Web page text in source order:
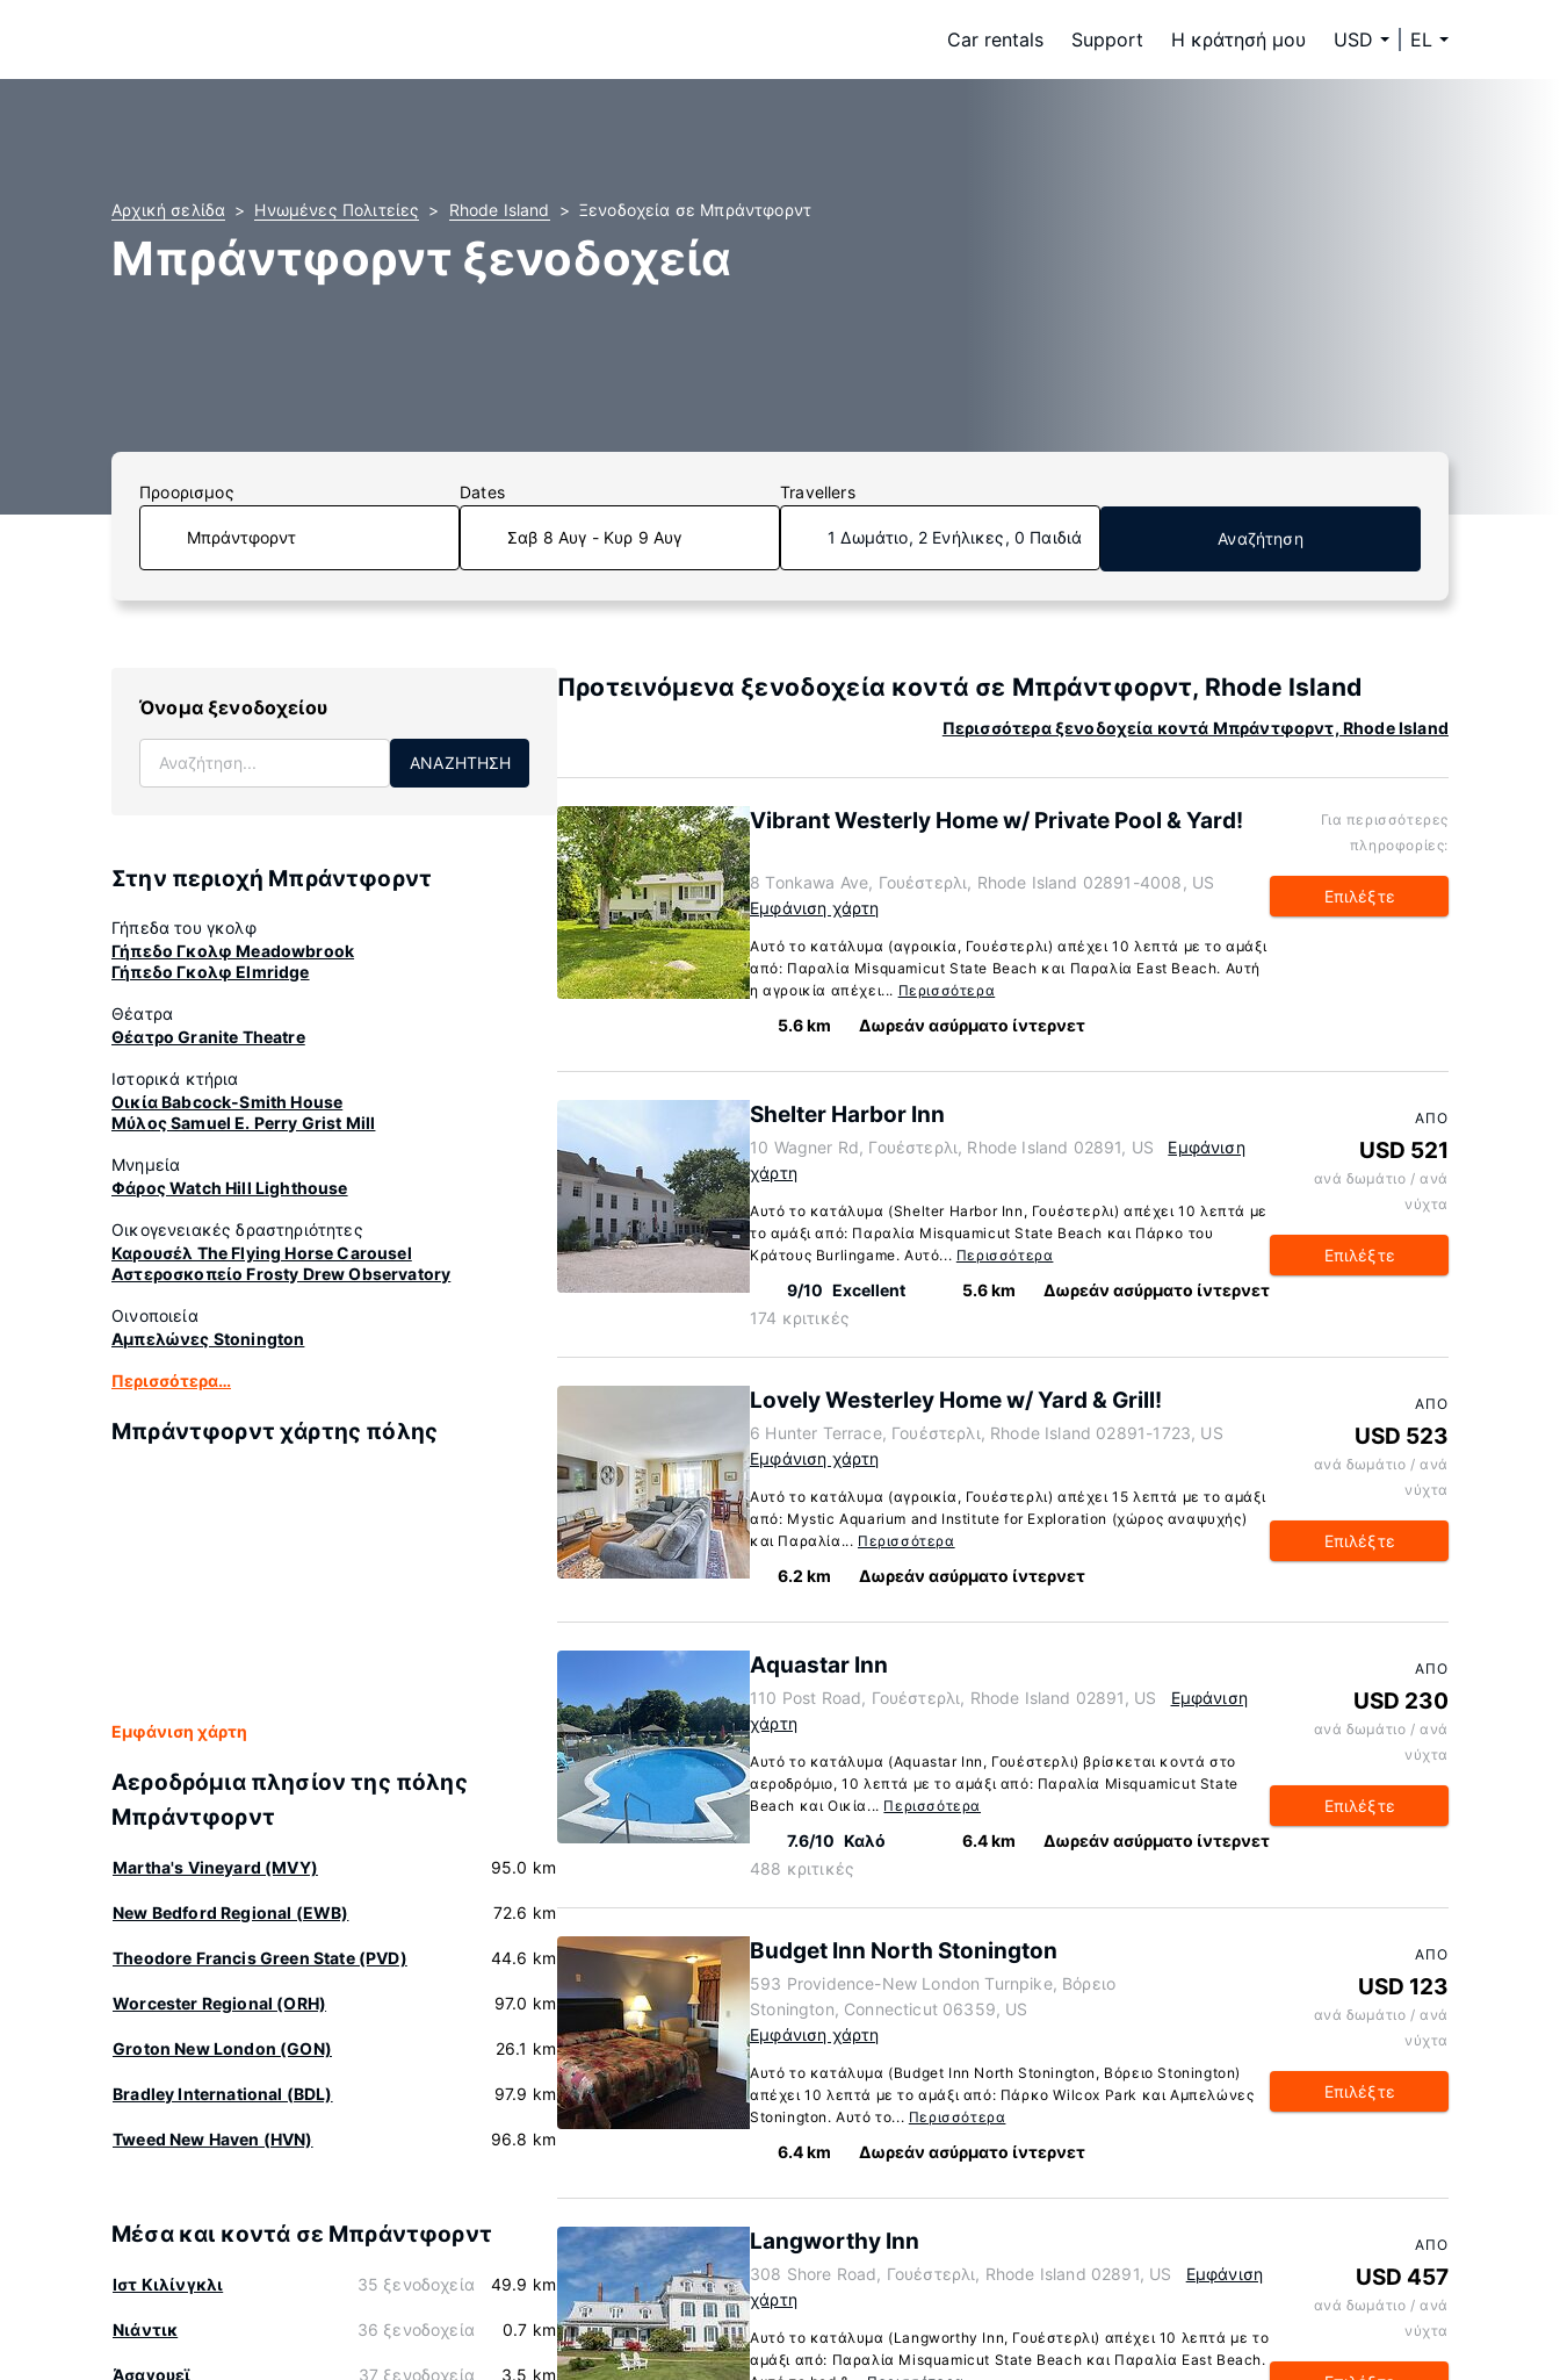
Car rentals Support Η κράτησή μου USD EL
Αρχική σελίδα Ηνωμένες Πολιτείες Rhode Island Ξενοδοχεία σε Μπράντφορντ
Μπράντφορντ ξενοδοχεία
Προορισμος Dates
Σαβ 8 Αυγ - Κυρ 9 Αυγ
Travellers
1 Δωμάτιο, 2 Ενήλικες, 0 Παιδιά Αναζήτηση
Όνομα ξενοδοχείου
ΑΝΑΖΉΤΗΣΗ
Στην περιοχή Μπράντφορντ
Γήπεδα του γκολφ
Γήπεδο Γκολφ Meadowbrook
Γήπεδο Γκολφ Elmridge
Θέατρα
Θέατρο Granite Theatre
Ιστορικά κτήρια
Οικία Babcock-Smith House
Μύλος Samuel E. Perry Grist Mill
Μνημεία
Φάρος Watch Hill Lighthouse
Οικογενειακές δραστηριότητες
Καρουσέλ The Flying Horse Carousel
Αστεροσκοπείο Frosty Drew Observatory
Οινοποιεία
Αμπελώνες Stonington
Περισσότερα…
Μπράντφορντ χάρτης πόλης
Εμφάνιση χάρτη
Αεροδρόμια πλησίον της πόλης
Μπράντφορντ
Martha's Vineyard (MVY) 95.0 km
New Bedford Regional (EWB) 72.6 km
Theodore Francis Green State (PVD) 44.6 km
Worcester Regional (ORH) 97.0 km
Groton New London (GON) 26.1 km
Bradley International (BDL) 97.9 km
Tweed New Haven (HVN) 96.8 km
Μέσα και κοντά σε Μπράντφορντ
Ιστ Κιλίνγκλι 35 ξενοδοχεία 49.9 km
Νιάντικ 36 ξενοδοχεία 0.7 km
Άσαγουεϊ 37 ξενοδοχεία 3.5 km
Προτεινόμενα ξενοδοχεία κοντά σε Μπράντφορντ, Rhode Island
Περισσότερα ξενοδοχεία κοντά Μπράντφορντ, Rhode Island
Vibrant Westerly Home w/ Private Pool & Yard!
8 Tonkawa Ave, Γουέστερλι, Rhode Island 02891-4008, US
Εμφάνιση χάρτη
Αυτό το κατάλυμα (αγροικία, Γουέστερλι) απέχει 10 λεπτά με το αμάξι
από: Παραλία Misquamicut State Beach και Παραλία East Beach. Αυτή
η αγροικία απέχει... Περισσότερα
5.6 km Δωρεάν ασύρματο ίντερνετ
Για περισσότερες
πληροφορίες:
Επιλέξτε
Shelter Harbor Inn
10 Wagner Rd, Γουέστερλι, Rhode Island 02891, US
Εμφάνιση
χάρτη
Αυτό το κατάλυμα (Shelter Harbor Inn, Γουέστερλι) απέχει 10 λεπτά με
το αμάξι από: Παραλία Misquamicut State Beach και Πάρκο του
Κράτους Burlingame. Αυτό... Περισσότερα
9/10 Excellent
174 κριτικές
5.6 km Δωρεάν ασύρματο ίντερνετ
ΑΠΌ
USD 521
ανά δωμάτιο / ανά
νύχτα
Επιλέξτε
Lovely Westerley Home w/ Yard & Grill!
6 Hunter Terrace, Γουέστερλι, Rhode Island 02891-1723, US
Εμφάνιση χάρτη
Αυτό το κατάλυμα (αγροικία, Γουέστερλι) απέχει 15 λεπτά με το αμάξι
από: Mystic Aquarium and Institute for Exploration (χώρος αναψυχής)
και Παραλία... Περισσότερα
6.2 km Δωρεάν ασύρματο ίντερνετ
ΑΠΌ
USD 523
ανά δωμάτιο / ανά
νύχτα
Επιλέξτε
Aquastar Inn
110 Post Road, Γουέστερλι, Rhode Island 02891, US
Εμφάνιση
χάρτη
Αυτό το κατάλυμα (Aquastar Inn, Γουέστερλι) βρίσκεται κοντά στο
αεροδρόμιο, 10 λεπτά με το αμάξι από: Παραλία Misquamicut State
Beach και Οικία... Περισσότερα
7.6/10 Καλό
488 κριτικές
6.4 km Δωρεάν ασύρματο ίντερνετ
ΑΠΌ
USD 230
ανά δωμάτιο / ανά
νύχτα
Επιλέξτε
Budget Inn North Stonington
593 Providence-New London Turnpike, Βόρειο
Stonington, Connecticut 06359, US
Εμφάνιση χάρτη
Αυτό το κατάλυμα (Budget Inn North Stonington, Βόρειο Stonington)
απέχει 10 λεπτά με το αμάξι από: Πάρκο Wilcox Park και Αμπελώνες
Stonington. Αυτό το... Περισσότερα
6.4 km Δωρεάν ασύρματο ίντερνετ
ΑΠΌ
USD 123
ανά δωμάτιο / ανά
νύχτα
Επιλέξτε
Langworthy Inn
308 Shore Road, Γουέστερλι, Rhode Island 02891, US
Εμφάνιση
χάρτη
Αυτό το κατάλυμα (Langworthy Inn, Γουέστερλι) απέχει 10 λεπτά με το
αμάξι από: Παραλία Misquamicut State Beach και Παραλία East Beach.
ΑΠΌ
USD 457
ανά δωμάτιο / ανά
νύχτα